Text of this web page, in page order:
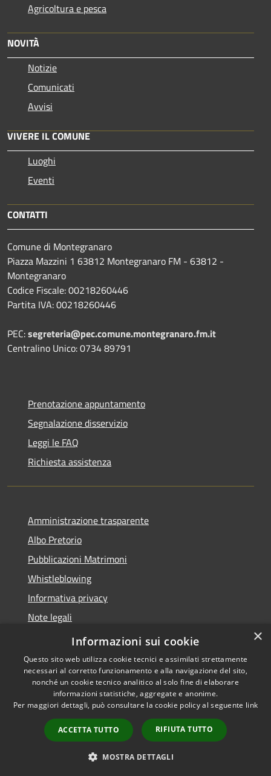
Agricoltura e pesca
NOVITÀ
Notizie
Comunicati
Avvisi
VIVERE IL COMUNE
Luoghi
Eventi
CONTATTI
Comune di Montegranaro
Piazza Mazzini 1 63812 Montegranaro FM - 63812 -
Montegranaro
Codice Fiscale: 00218260446
Partita IVA: 00218260446
PEC:segreteria@pec.comune.montegranaro.fm.it
Centralino Unico: 0734 89791
Prenotazione appuntamento
Segnalazione disservizio
Leggi le FAQ
Richiesta assistenza
Amministrazione trasparente
Albo Pretorio
Pubblicazioni Matrimoni
Whistleblowing
Informativa privacy
Note legali
Dichiarazione di accessibilità
Accessibilità
Copyright © 2026 • Comune di
Montegranaro • Powered by
Municipium•
Accesso
redazione
×
Informazioni sui cookie
Questo sito web utilizza cookie tecnici e assimilati strettamente
necessari al corretto funzionamento e alla navigazione del sito,
nonché un cookie tecnico analitico al solo fine di elaborare
informazioni statistiche, aggregate e anonime.
Per maggiori dettagli, può consultare la cookie policy al seguente link
ACCETTA TUTTO RIFIUTA TUTTO
MOSTRA DETTAGLI